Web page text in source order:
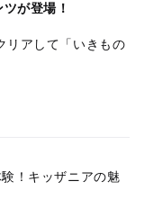
が登場！
リアして「いきもの
！キッザニアの魅